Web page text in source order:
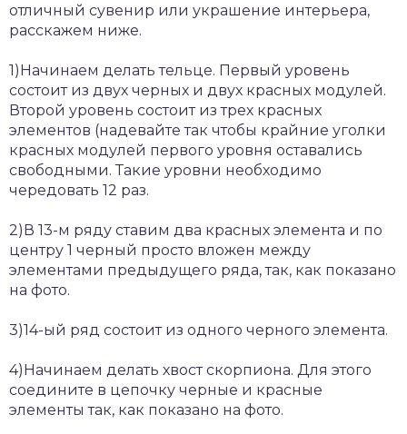
отличный сувенир или украшение интерьера,
расскажем ниже.
1)Начинаем делать тельце. Первый уровень
состоит из двух черных и двух красных модулей.
Второй уровень состоит из трех красных
элементов (надевайте так чтобы крайние уголки
красных модулей первого уровня оставались
свободными. Такие уровни необходимо
чередовать 12 раз.
2)В 13-м ряду ставим два красных элемента и по
центру 1 черный просто вложен между
элементами предыдущего ряда, так, как показано
на фото.
3)14-ый ряд состоит из одного черного элемента.
4)Начинаем делать хвост скорпиона. Для этого
соедините в цепочку черные и красные
элементы так, как показано на фото.